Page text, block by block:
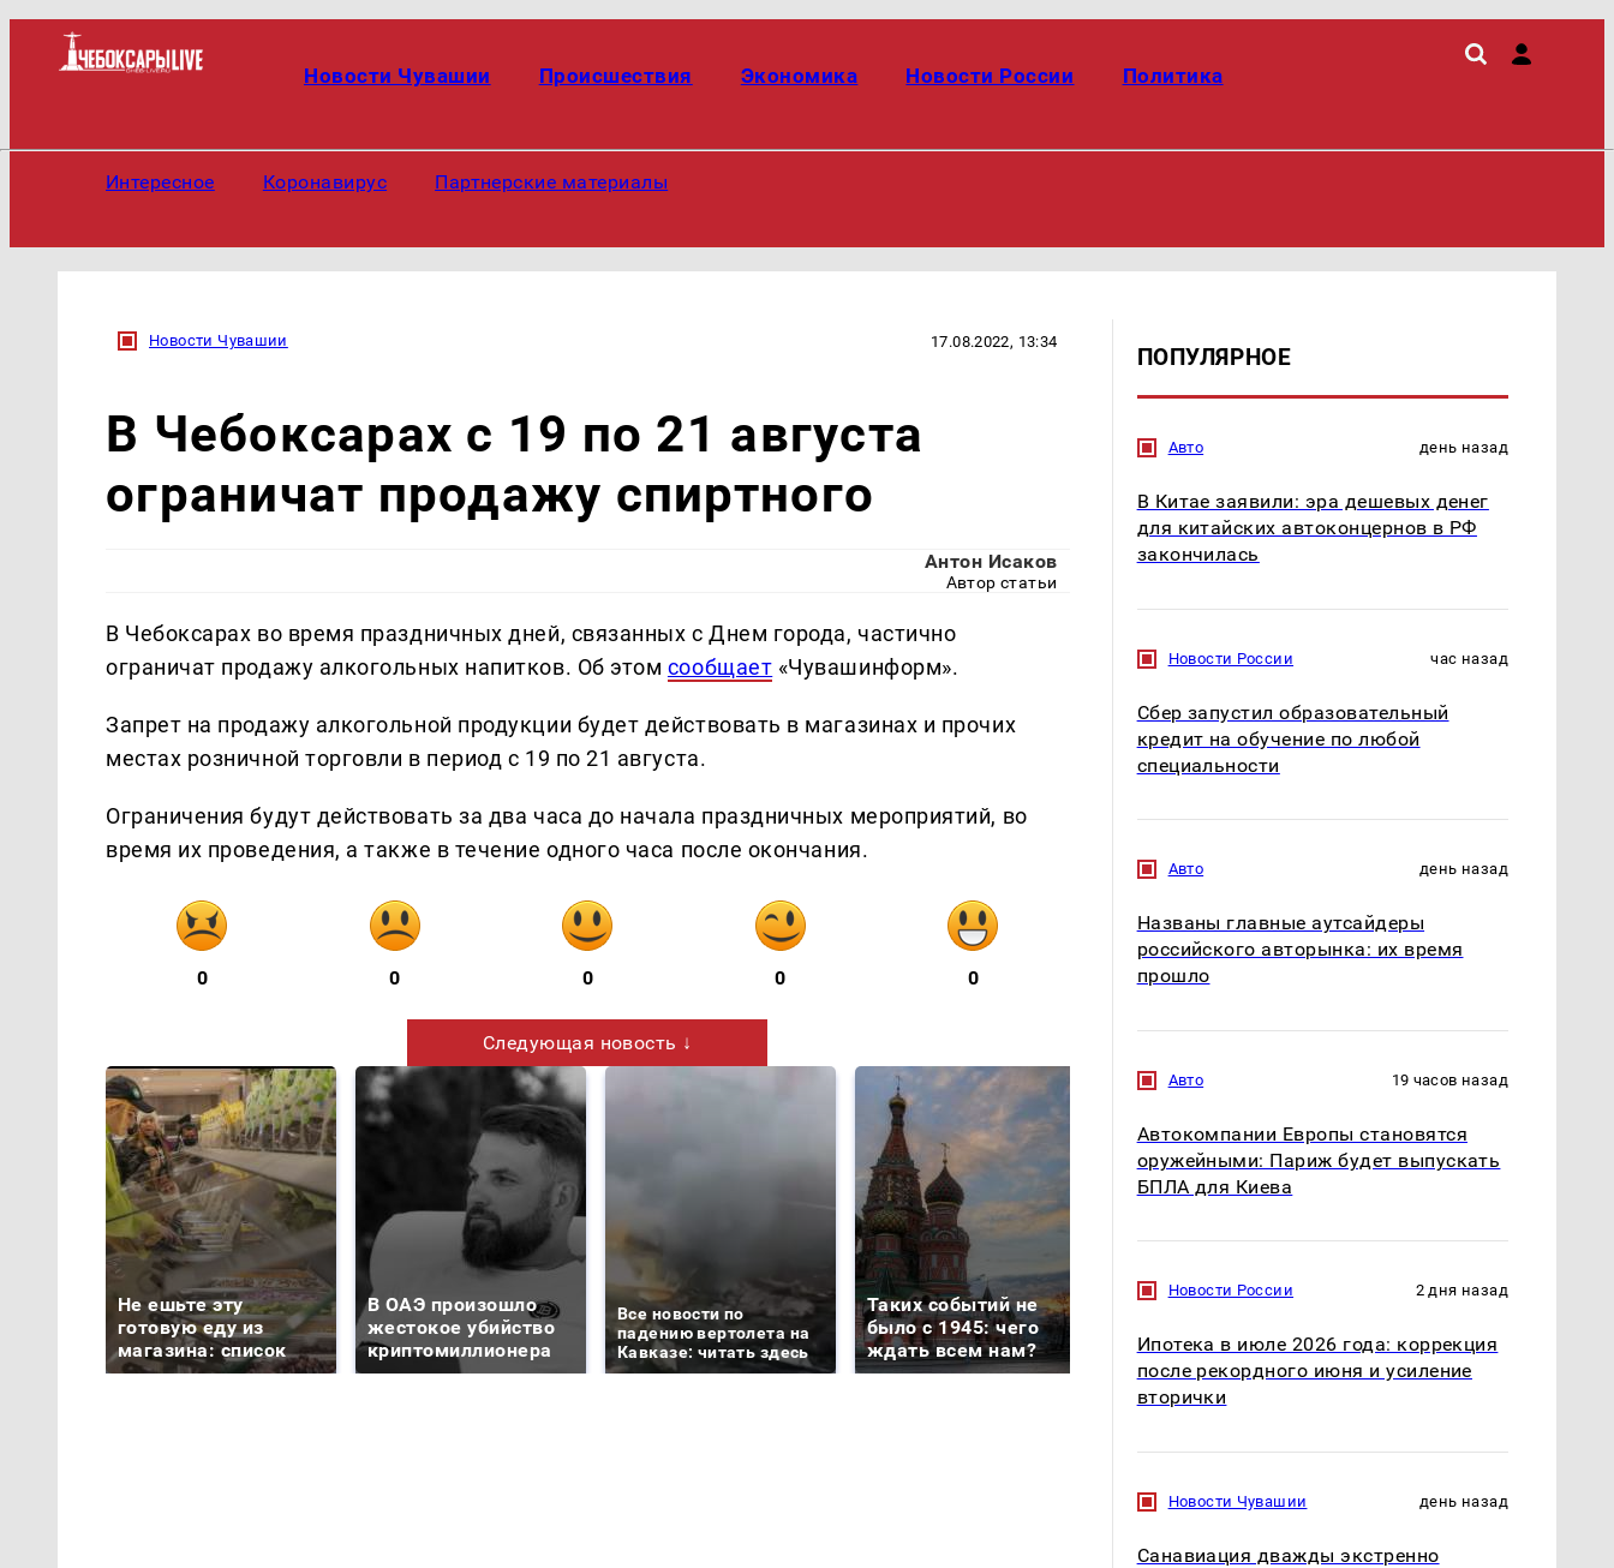
Новости Чувашии Происшествия Экономика Новости России Политика
Интересное Коронавирус Партнерские материалы
Новости Чувашии 17.08.2022, 13:34
В Чебоксарах с 19 по 21 августа
ограничат продажу спиртного
Антон Исаков
Автор статьи
В Чебоксарах во время праздничных дней, связанных с Днем города, частично
ограничат продажу алкогольных напитков. Об этом сообщает «Чувашинформ».
Запрет на продажу алкогольной продукции будет действовать в магазинах и прочих
местах розничной торговли в период с 19 по 21 августа.
Ограничения будут действовать за два часа до начала праздничных мероприятий, во
время их проведения, а также в течение одного часа после окончания.
0 0 0 0 0
Следующая новость ↓
Не ешьте эту
готовую еду из
магазина: список
В ОАЭ произошло
жестокое убийство
криптомиллионера
Все новости по
падению вертолета на
Кавказе: читать здесь
Таких событий не
было с 1945: чего
ждать всем нам?
продукта: что купить?
СМИ: В Химках на
полицейскую
подожгли.
ПОПУЛЯРНОЕ
Авто день назад
В Китае заявили: эра дешевых денег
для китайских автоконцернов в РФ
закончилась
Новости России час назад
Сбер запустил образовательный
кредит на обучение по любой
специальности
Авто день назад
Названы главные аутсайдеры
российского авторынка: их время
прошло
Авто 19 часов назад
Автокомпании Европы становятся
оружейными: Париж будет выпускать
БПЛА для Киева
Новости России 2 дня назад
Ипотека в июле 2026 года: коррекция
после рекордного июня и усиление
вторички
Новости Чувашии день назад
Санавиация дважды экстренно